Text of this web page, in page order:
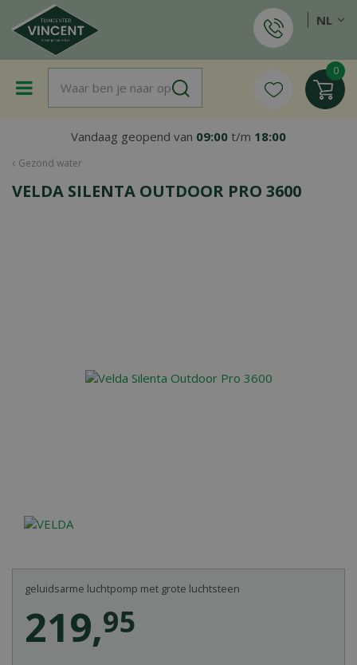
a
Gezond water
Vandaag geopend van 09:00 t/m 18:00
NL
VELDA SILENTA OUTDOOR PRO 3600
219,95
geluidsarme luchtpomp met grote luchtsteen